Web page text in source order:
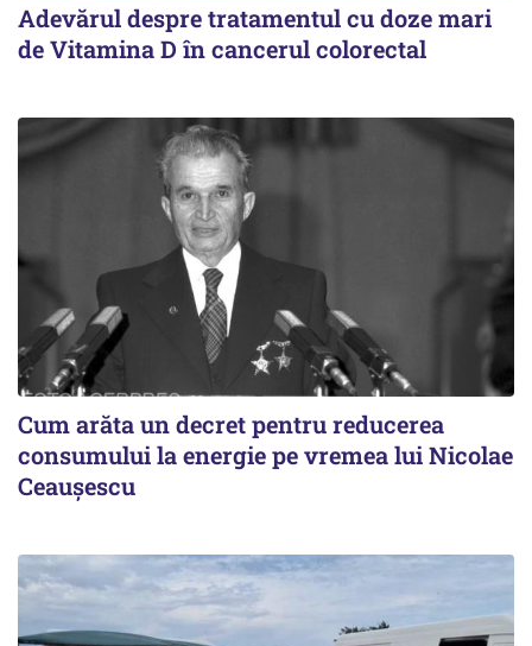
Adevărul despre tratamentul cu doze mari
de Vitamina D în cancerul colorectal
Cum arăta un decret pentru reducerea
consumului la energie pe vremea lui Nicolae
Ceaușescu